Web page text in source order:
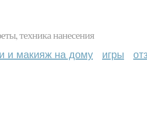
техника нанесения
и макияж на дому игры